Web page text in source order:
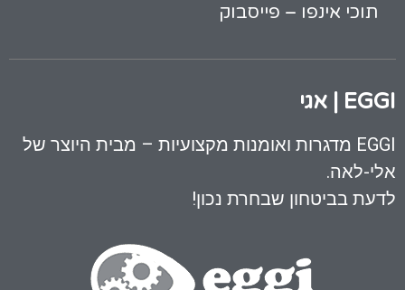
תוכי אינפו – פייסבוק
EGGI | אגי
EGGI מדגרות ואומנות מקצועיות – מבית היוצר של
אלי-לאה.
לדעת בביטחון שבחרת נכון!